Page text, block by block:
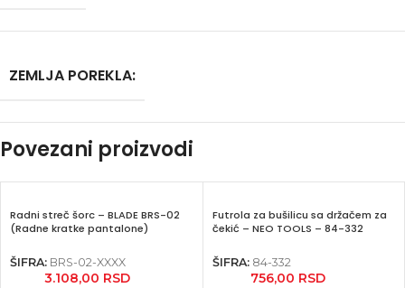
ZEMLJA POREKLA:
Povezani proizvodi
Radni streč šorc – BLADE BRS-02
(Radne kratke pantalone)
ŠIFRA: BRS-02-XXXX
3.108,00 RSD
Futrola za bušilicu sa držačem za
čekić – NEO TOOLS – 84-332
ŠIFRA: 84-332
756,00 RSD
Facebook